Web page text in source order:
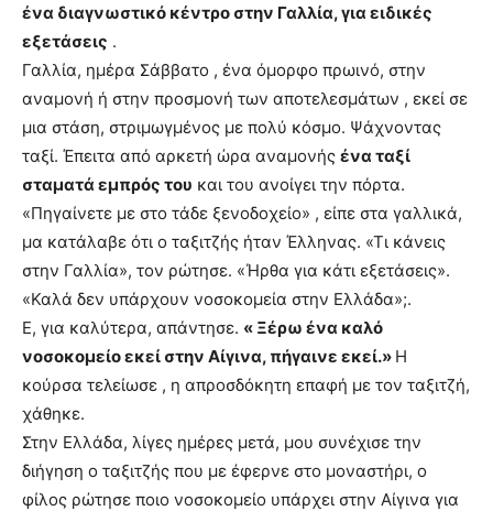
ένα διαγνωστικό κέντρο στην Γαλλία, για ειδικές
εξετάσεις .
Γαλλία, ημέρα Σάββατο , ένα όμορφο πρωινό, στην
αναμονή ή στην προσμονή των αποτελεσμάτων , εκεί σε
μια στάση, στριμωγμένος με πολύ κόσμο. Ψάχνοντας
ταξί. Έπειτα από αρκετή ώρα αναμονής ένα ταξί
σταματά εμπρός του και του ανοίγει την πόρτα.
«Πηγαίνετε με στο τάδε ξενοδοχείο» , είπε στα γαλλικά,
μα κατάλαβε ότι ο ταξιτζής ήταν Έλληνας. «Τι κάνεις
στην Γαλλία», τον ρώτησε. «Ήρθα για κάτι εξετάσεις».
«Καλά δεν υπάρχουν νοσοκομεία στην Ελλάδα»;.
Ε, για καλύτερα, απάντησε. « Ξέρω ένα καλό
νοσοκομείο εκεί στην Αίγινα, πήγαινε εκεί.» Η
κούρσα τελείωσε , η απροσδόκητη επαφή με τον ταξιτζή,
χάθηκε.
Στην Ελλάδα, λίγες ημέρες μετά, μου συνέχισε την
διήγηση ο ταξιτζής που με έφερνε στο μοναστήρι, ο
φίλος ρώτησε ποιο νοσοκομείο υπάρχει στην Αίγινα για